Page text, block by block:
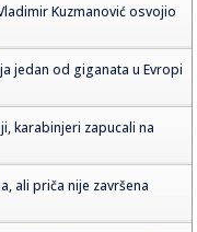
Kuzmanović osvojio
jedan od giganata u Evropi
karabinjeri zapucali na
ali priča nije završena